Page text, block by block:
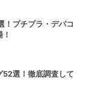
！プチプラ・デパコ
52選！徹底調査して